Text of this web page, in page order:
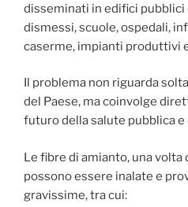
disseminati in edifici
dismessi, scuole, ospedali,
caserme, impianti produttivi
Il problema non riguarda
del Paese, ma coinvolge
futuro della salute pubblica e
Le fibre di amianto, una volta
possono essere inalate e
gravissime, tra cui: